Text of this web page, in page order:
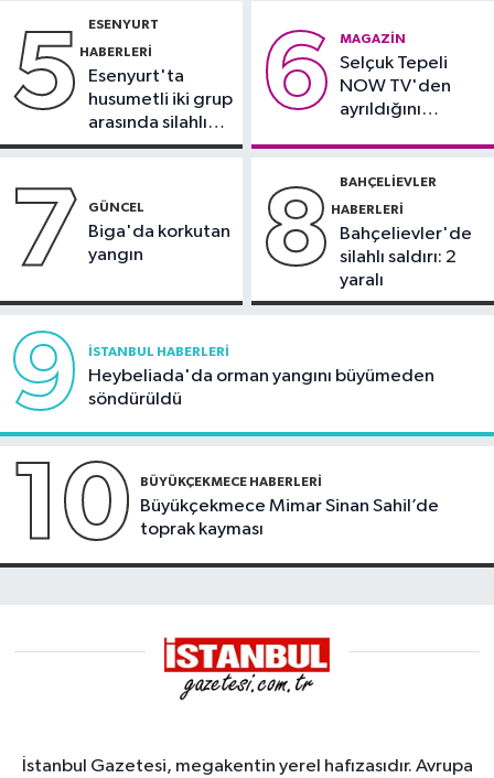
için geri sayım başladı
5 ESENYURT
HABERLERI
Esenyurt'ta
husumetli iki grup
arasında silahlı
kavga
6 MAGAZIN
Selçuk Tepeli
NOW TV'den
ayrıldığını
7 GÜNCEL
Biga'da korkutan
yangın
8 BAHÇELIEVLER
HABERLERI
Bahçelievler'de
silahlı saldırı: 2
yaralı
9 İSTANBUL HABERLERI
Heybeliada'da orman yangını büyümeden
söndürüldü
10 BÜYÜKÇEKMECE HABERLERI
Büyükçekmece Mimar Sinan Sahil’de
toprak kayması
İstanbul Gazetesi, megakentin yerel hafızasıdır. Avrupa